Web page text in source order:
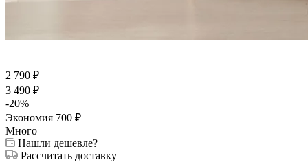
2 790 ₽
3 490 ₽
-20%
Экономия 700 ₽
Много
Нашли дешевле?
Рассчитать доставку